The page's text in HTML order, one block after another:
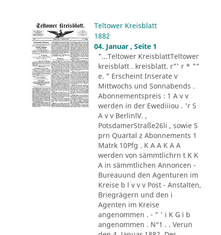
Teltower Kreisblatt
1882
04. Januar , Seite 1
"...Teltower KreisblattTeltower
kreisblatt . kreisblatt. r"' r * ""
e. " Erscheint Inserate v
Mittwochs und Sonnabends .
Abonnementspreis : 1 A v v
werden in der Ewediiiou . 'r S
A v v BerlinlV. ,
PotsdamerStraße26li , sowie S
prn Quartal z Abonnements 1
Matrk 10Pfg . K A A K A A
werden von sämmtlichrn t K K
A in sämmtlichen Annoncen -
Bureauund den Agenturen im
Kreise b l v v v Post - Anstalten,
Briegrägern und den i
Agenten im Kreise
angenommen . - " ' i K G i b
angenommen . N°1 . . Verun